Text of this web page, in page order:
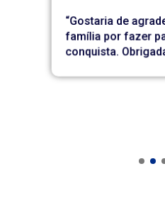
“Gostaria de
família por fazer
conquista.